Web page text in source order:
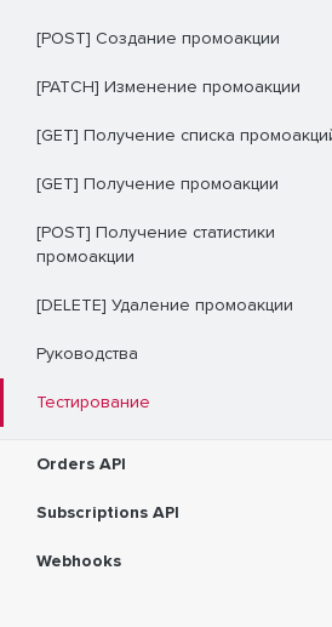
[POST] Создание промоакции
[PATCH] Изменение промоакции
[GET] Получение списка
[GET] Получение промоакции
[POST] Получение статистики
промоакции
[DELETE] Удаление промоакции
Руководства
Тестирование
Orders API
Subscriptions API
Webhooks